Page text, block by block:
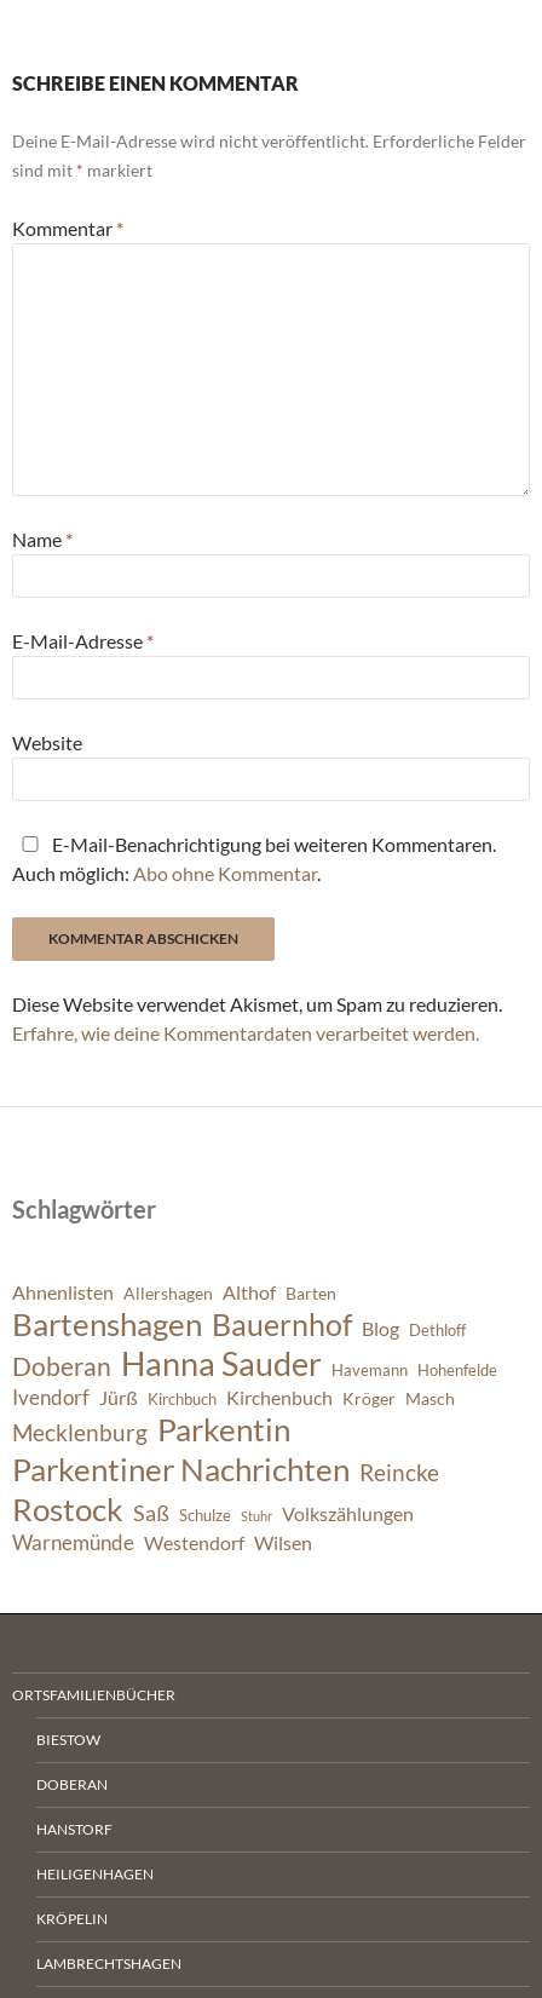
SCHREIBE EINEN KOMMENTAR
Deine E-Mail-Adresse wird nicht veröffentlicht. Erforderliche Felder
sind mit * markiert
Kommentar *
Name *
E-Mail-Adresse *
Website
E-Mail-Benachrichtigung bei weiteren Kommentaren.
Auch möglich: Abo ohne Kommentar.
Diese Website verwendet Akismet, um Spam zu reduzieren.
Erfahre, wie deine Kommentardaten verarbeitet werden.
Schlagwörter
Ahnenlisten Allershagen Althof Barten
Bartenshagen Bauernhof Blog Dethloff
Doberan Hanna Sauder Havemann Hohenfelde
Ivendorf Jürß Kirchbuch Kirchenbuch Kröger Masch
Mecklenburg Parkentin
Parkentiner Nachrichten Reincke
Rostock Saß Schulze Stuhr Volkszählungen
Warnemünde Westendorf Wilsen
ORTSFAMILIENBÜCHER
BIESTOW
DOBERAN
HANSTORF
HEILIGENHAGEN
KRÖPELIN
LAMBRECHTSHAGEN